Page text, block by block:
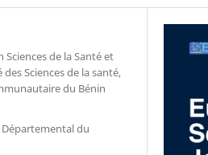
de la Santé et
Sciences de la santé,
du Bénin
du